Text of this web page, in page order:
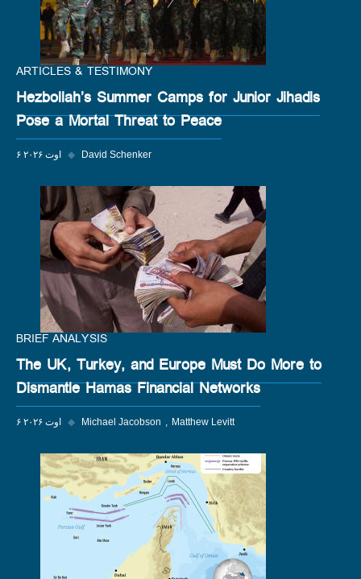
ARTICLES & TESTIMONY
Hezbollah’s Summer Camps for Junior Jihadis
Pose a Mortal Threat to Peace
۶ اوت ۲۰۲۶ ◆ David Schenker
BRIEF ANALYSIS
The UK, Turkey, and Europe Must Do More to
Dismantle Hamas Financial Networks
۶ اوت ۲۰۲۶ ◆ Michael Jacobson Matthew Levitt